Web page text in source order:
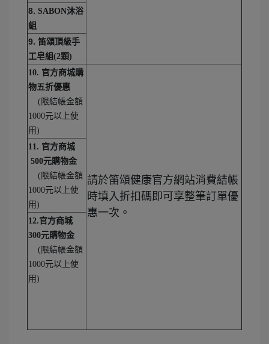
8. SABON沐浴
組
9. 笛頌頂級手
工皂組(2顆)
10. 官方商城購
物五折優惠
( 限結帳金額
1000元以上使
用)
請於笛頌健康官方網站消費結帳
時填入折扣碼即可享整筆訂單優
惠一次。
11. 官方商城
500元購物金
( 限結帳金額
1000元以上使
用)
12.官方商城
300元購物金
( 限結帳金額
1000元以上使
用)